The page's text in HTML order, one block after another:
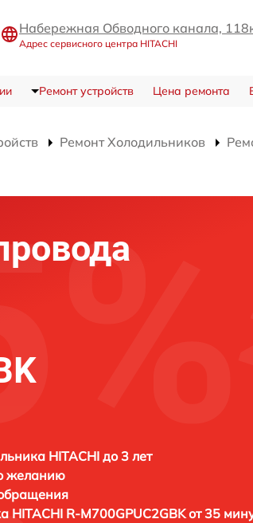
Набережная Обводного канала,
Адрес сервисного центра HITACHI
Ремонт устройств Цена ремонта
Ремонт Холодильников
HITACHI до 3 лет
желанию
HITACHI R-M700GPUC2GBK от 35